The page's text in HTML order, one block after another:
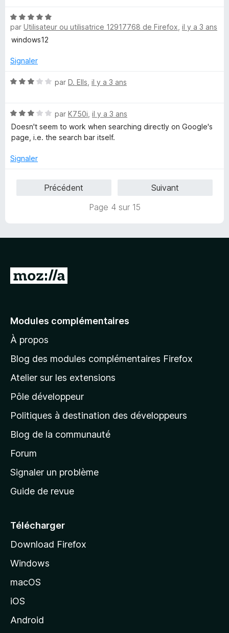
u
r
5
é
3
s
r
N
o
t
5
u
par Utilisateur ou utilisatrice 12917768 de Firefox il y a 3 ans
windows12
Signaler
N
é
3
s
r
par D. Ells il y a 3 ans
N
o
t
3
par K750i il y a 3 ans
Doesn't seem to work when searching directly on Google's
page, i.e. the search bar itself.
Signaler
Précédent
Suivant
Page 4 sur 15
A
e
à
l
p
a
g
d
a
c
e
l
d
o
z
Modules complémentaires
À propos
Blog des modules complémentaires Firefox
Atelier sur les extensions
Pôle développeur
Politiques à destination des développeurs
Blog de la communauté
Forum
Signaler un problème
Guide de revue
Télécharger
Download Firefox
Windows
macOS
iOS
Android